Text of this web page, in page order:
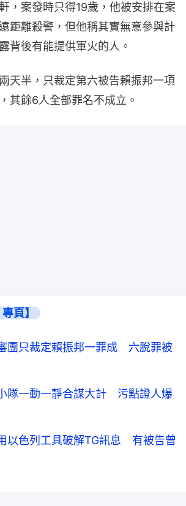
，案發時只得19歲，他被安排在案
距離殺警，但他稱其實無意參與計
背後有能提供軍火的人。
天半，只裁定第六被告賴振邦一項
其餘6人全部罪名不成立。
頁】
團只裁定賴振邦一罪成 六脫罪被
隊一動一靜合謀大計 污點證人爆
以色列工具破解TG訊息 有被告曾